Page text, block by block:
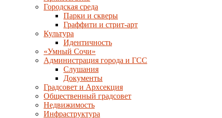
Городская среда
Парки и скверы
Граффити и стрит-арт
Культура
Идентичность
«Умный Сочи»
Администрация города и ГСС
Слушания
Документы
Градсовет и Архсекция
Общественный градсовет
Недвижимость
Инфраструктура